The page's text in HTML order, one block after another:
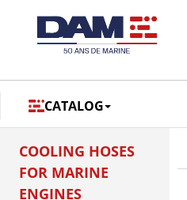
CATALOG
COOLING HOSES
FOR MARINE
ENGINES